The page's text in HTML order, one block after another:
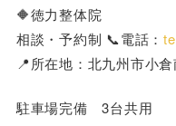
🔶徳力整体院
相談・予約制 📞電話：
📍所在地：北九州市小
駐車場完備 3台共用